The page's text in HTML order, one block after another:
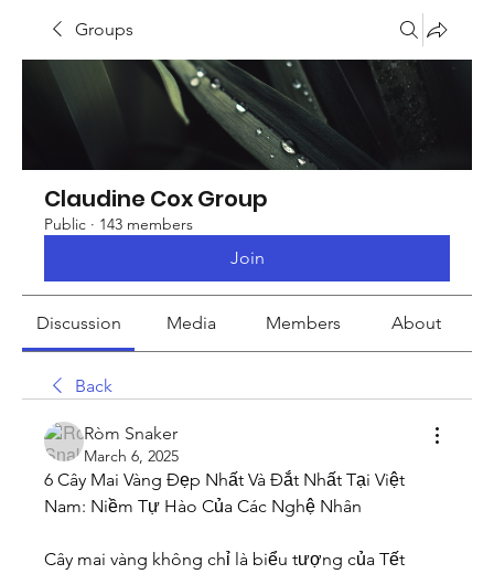
Groups
Claudine Cox Group
Public · 143 members
Join
Discussion Media Members About
Back
Ròm Snaker
March 6, 2025
6 Cây Mai Vàng Đẹp Nhất Và Đắt Nhất Tại Việt
Nam: Niềm Tự Hào Của Các Nghệ Nhân
Cây mai vàng không chỉ là biểu tượng của Tết